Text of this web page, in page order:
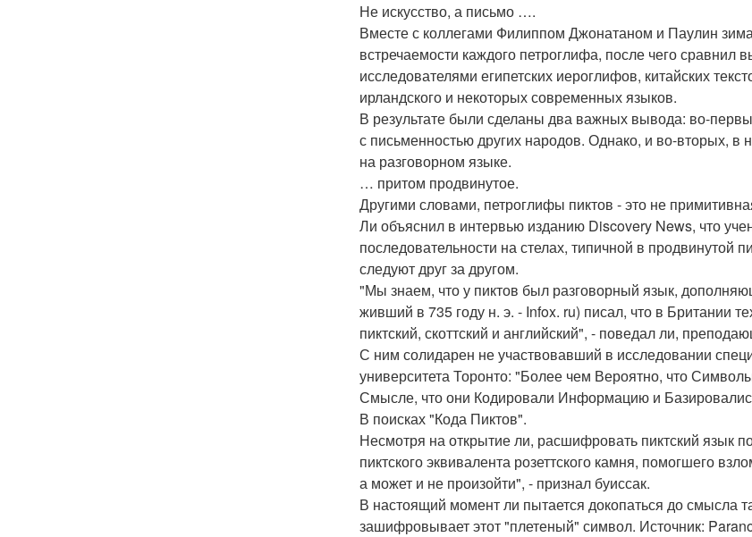
Не искусство, а письмо ….
Вместе с коллегами Филиппом Джонатаном и Паулин
встречаемости каждого петроглифа, после чего
исследователями египетских иероглифов, китайских
ирландского и некоторых современных языков.
В результате были сделаны два важных вывода: во-
с письменностью других народов. Однако, и во-вторых, в
на разговорном языке.
… притом продвинутое.
Другими словами, петроглифы пиктов - это не
Ли объяснил в интервью изданию Discovery News, что
последовательности на стелах, типичной в продвинутой
следуют друг за другом.
"Мы знаем, что у пиктов был разговорный язык,
живший в 735 году н. э. - Infox. ru) писал, что в Британии
пиктский, скоттский и английский", - поведал ли,
С ним солидарен не участвовавший в исследовании
университета Торонто: "Более чем Вероятно, что
Смысле, что они Кодировали Информацию и
В поисках "Кода Пиктов".
Несмотря на открытие ли, расшифровать пиктский язык
пиктского эквивалента розеттского камня, помогшего
а может и не произойти", - признал буиссак.
В настоящий момент ли пытается докопаться до смысла
зашифровывает этот "плетеный" символ. Источник: